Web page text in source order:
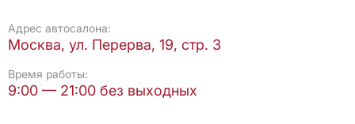
Адрес автосалона:
Москва, ул. Перерва, 19, стр. 3
Время работы:
9:00 — 21:00 без выходных